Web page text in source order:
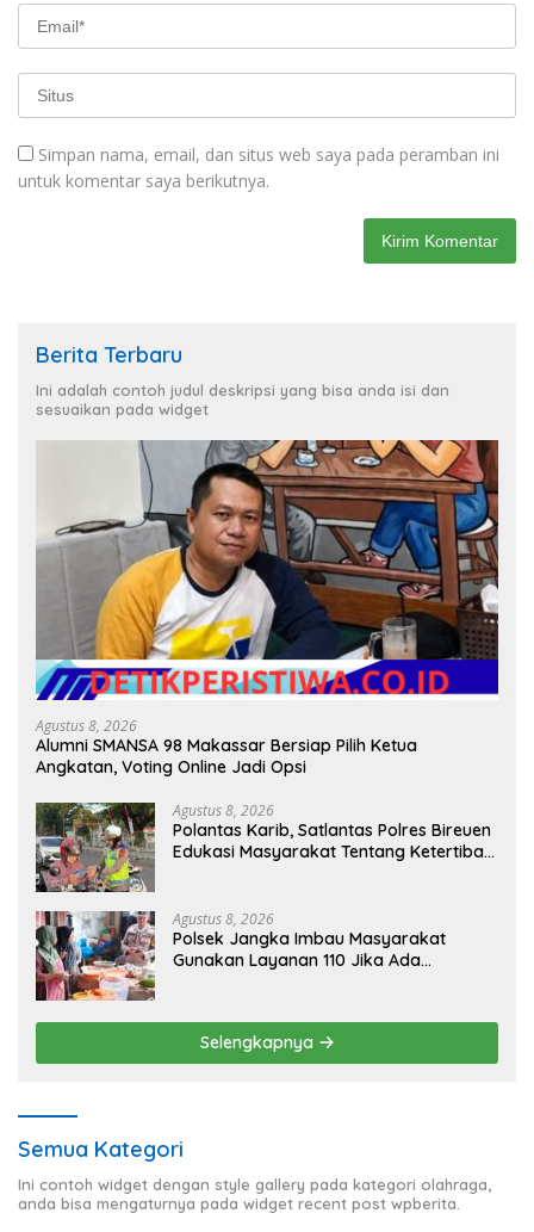
Simpan nama, email, dan situs web saya pada peramban ini
untuk komentar saya berikutnya.
Berita Terbaru
Ini adalah contoh judul deskripsi yang bisa anda isi dan
sesuaikan pada widget
Agustus 8, 2026
Alumni SMANSA 98 Makassar Bersiap Pilih Ketua
Angkatan, Voting Online Jadi Opsi
Agustus 8, 2026
Polantas Karib, Satlantas Polres Bireuen
Edukasi Masyarakat Tentang Ketertiban
Agustus 8, 2026
Polsek Jangka Imbau Masyarakat
Gunakan Layanan 110 Jika Ada
Selengkapnya
Semua Kategori
Ini contoh widget dengan style gallery pada kategori olahraga,
anda bisa mengaturnya pada widget recent post wpberita.